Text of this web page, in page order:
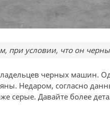
при условии, что он
черных машин.
Недаром, согласно
серые. Давайте более